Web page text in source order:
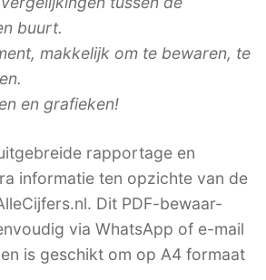
buurt.
makkelijk om te bewaren, te
en grafieken!
rapportage en
informatie ten opzichte van de
Dit PDF-bewaar-
via WhatsApp of e-mail
is geschikt om op A4 formaat